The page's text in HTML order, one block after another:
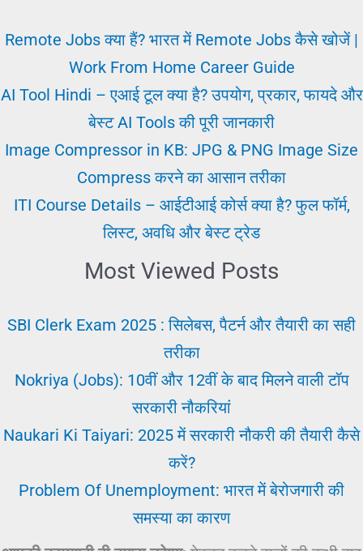
और
का
तरीका
Remote Jobs क्या हैं? भारत में Remote Jobs कैसे खोजें |
Work From Home Career Guide
AI Tool Hindi – एआई टूल क्या है? उपयोग, प्रकार, फायदे और
बेस्ट AI Tools की पूरी जानकारी
Image Compressor in KB: JPG & PNG Image Size
Compress करने का आसान तरीका
ITI Course Details – आईटीआई कोर्स क्या है? फुल फॉर्म,
लिस्ट, अवधि और बेस्ट ट्रेड
Most Viewed Posts
SBI Clerk Exam 2025 : सिलेबस, पैटर्न और तैयारी का सही
तरीका
Nokriya (Jobs): 10वीं और 12वीं के बाद मिलने वाली टॉप
सरकारी नौकरियां
Naukari Ki Taiyari: 2025 में सरकारी नौकरी की तैयारी कैसे
करें?
Problem Of Unemployment: भारत में बेरोजगारी की
समस्या का कारण